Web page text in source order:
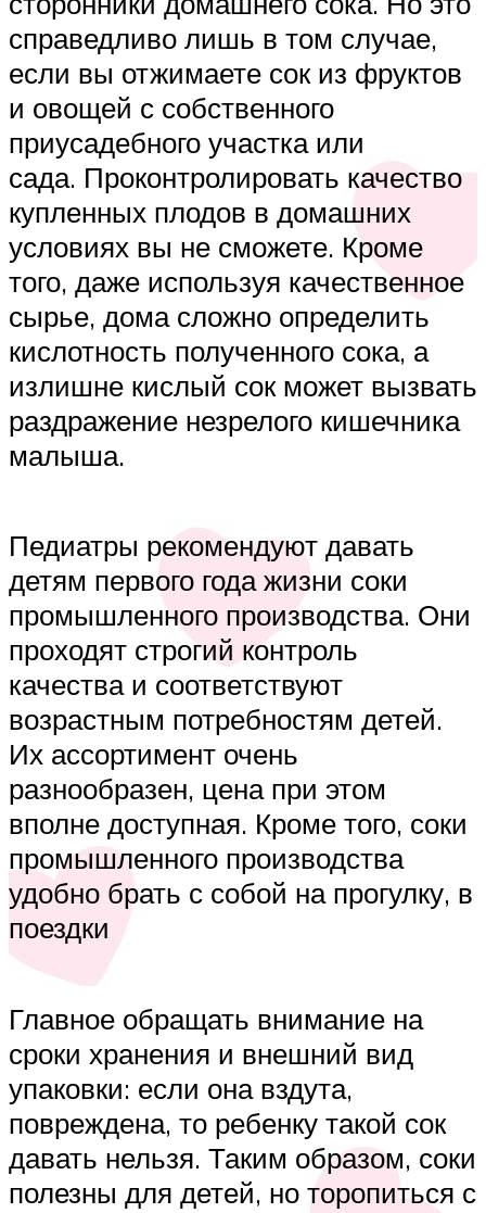
справедливо лишь в том случае,
если вы отжимаете сок из фруктов
и овощей с собственного
приусадебного участка или
сада. Проконтролировать качество
купленных плодов в домашних
условиях вы не сможете. Кроме
того, даже используя качественное
сырье, дома сложно определить
кислотность полученного сока, а
излишне кислый сок может вызвать
раздражение незрелого кишечника
малыша.
Педиатры рекомендуют давать
детям первого года жизни соки
промышленного производства. Они
проходят строгий контроль
качества и соответствуют
возрастным потребностям детей.
Их ассортимент очень
разнообразен, цена при этом
вполне доступная. Кроме того, соки
промышленного производства
удобно брать с собой на прогулку, в
поездки
Главное обращать внимание на
сроки хранения и внешний вид
упаковки: если она вздута,
повреждена, то ребенку такой сок
давать нельзя. Таким образом, соки
полезны для детей, но торопиться с